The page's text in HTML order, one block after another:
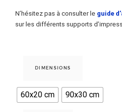
N’hésitez pas à consulter le guide
sur les différents supports
DIMENSIONS
60x20 cm 90x30 cm